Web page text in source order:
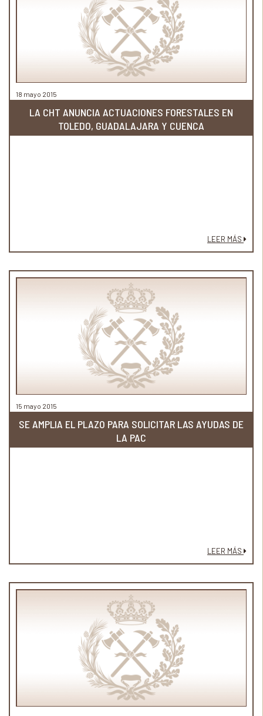
18 mayo 2015
LA CHT ANUNCIA ACTUACIONES FORESTALES EN
TOLEDO, GUADALAJARA Y CUENCA
LEER MÁS
15 mayo 2015
SE AMPLIA EL PLAZO PARA SOLICITAR LAS AYUDAS DE
LA PAC
LEER MÁS